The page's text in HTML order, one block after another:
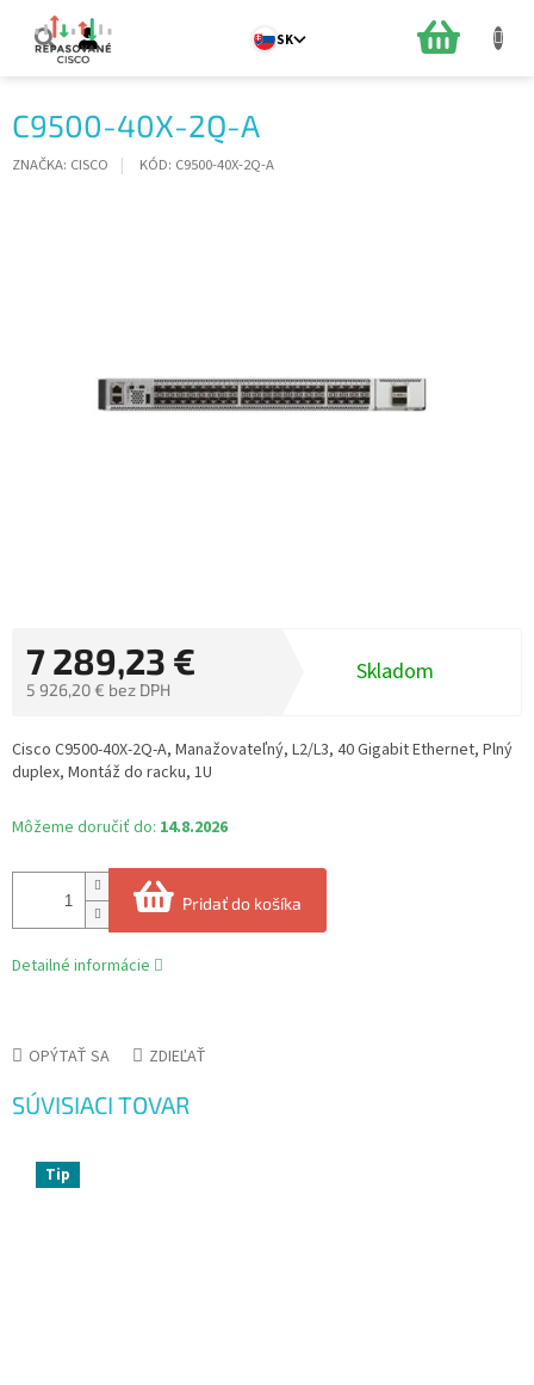
obsah
SK
C9500-40X-2Q-A
ZNAČKA: CISCO KÓD: C9500-40X-2Q-A
7 289,23 €
5 926,20 € bez DPH
cena:
Skladom
Môžeme doručiť do: 14.8.2026
Pridať do košíka
Cisco C9500-40X-2Q-A, Manažovateľný, L2/L3, 40 Gigabit Ethernet, Plný
duplex, Montáž do racku, 1U
Detailné informácie
OPÝTAŤ SA ZDIEĽAŤ
SÚVISIACI TOVAR
Tip